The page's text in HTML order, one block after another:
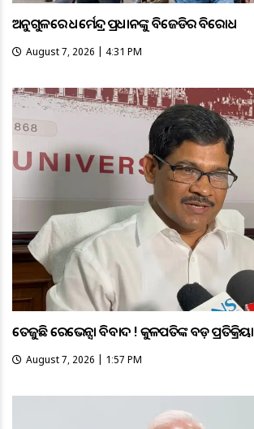
ଅନୁଗୁଳରେ ଧର୍ମେନ୍ଦ୍ର ପ୍ରଧାନଙ୍କୁ ବିଜେଡିର ବିରୋଧ
August 7, 2026 | 4:31 PM
ତେଜୁଛି ରେଭେନ୍ସା ବିବାଦ ! କୁଳପତିଙ୍କ ବଡ଼ ପ୍ରତିକ୍ରିୟା
August 7, 2026 | 1:57 PM